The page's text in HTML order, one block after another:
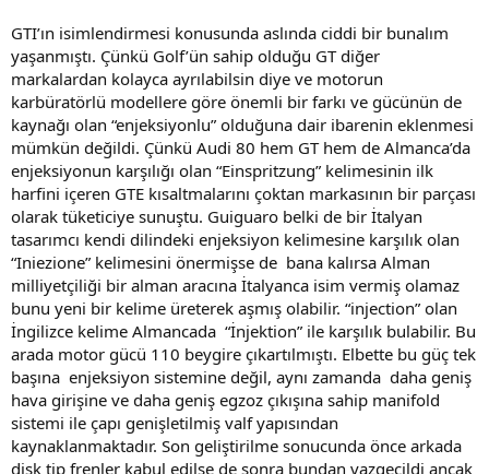
GTI’ın isimlendirmesi konusunda aslında ciddi bir bunalım
yaşanmıştı. Çünkü Golf’ün sahip olduğu GT diğer
markalardan kolayca ayrılabilsin diye ve motorun
karbüratörlü modellere göre önemli bir farkı ve gücünün de
kaynağı olan “enjeksiyonlu” olduğuna dair ibarenin eklenmesi
mümkün değildi. Çünkü Audi 80 hem GT hem de Almanca’da
enjeksiyonun karşılığı olan “Einspritzung” kelimesinin ilk
harfini içeren GTE kısaltmalarını çoktan markasının bir parçası
olarak tüketiciye sunuştu. Guiguaro belki de bir İtalyan
tasarımcı kendi dilindeki enjeksiyon kelimesine karşılık olan
“Iniezione” kelimesini önermişse de bana kalırsa Alman
milliyetçiliği bir alman aracına İtalyanca isim vermiş olamaz
bunu yeni bir kelime üreterek aşmış olabilir. “injection” olan
İngilizce kelime Almancada “İnjektion” ile karşılık bulabilir. Bu
arada motor gücü 110 beygire çıkartılmıştı. Elbette bu güç tek
başına enjeksiyon sistemine değil, aynı zamanda daha geniş
hava girişine ve daha geniş egzoz çıkışına sahip manifold
sistemi ile çapı genişletilmiş valf yapısından
kaynaklanmaktadır. Son geliştirilme sonucunda önce arkada
disk tip frenler kabul edilse de sonra bundan vazgeçildi ancak